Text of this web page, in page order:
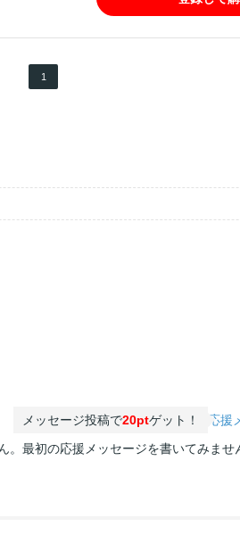
1
メッセージ投稿で20ptゲット！
応援
。最初の応援メッセージを書いてみませ